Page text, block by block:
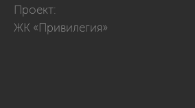
Проект:
ЖК «Привилегия»